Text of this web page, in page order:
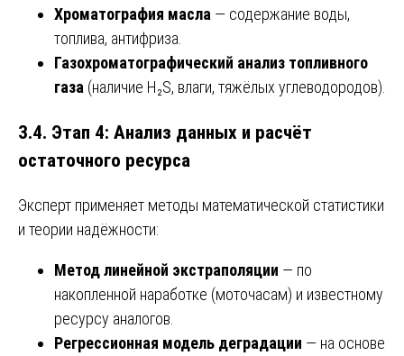
Хроматография масла — содержание воды,
топлива, антифриза.
Газохроматографический анализ топливного
газа (наличие H₂S, влаги, тяжёлых углеводородов).
3.4. Этап 4: Анализ данных и расчёт
остаточного ресурса
Эксперт применяет методы математической статистики
и теории надёжности:
Метод линейной экстраполяции — по
накопленной наработке (моточасам) и известному
ресурсу аналогов.
Регрессионная модель деградации — на основе